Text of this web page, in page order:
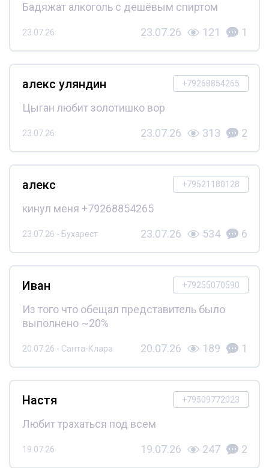
Бадяжат алкоголь с дешёвым спиртом
23.07.26 23.07.26 121 1
+79268854265
алекс уляндин
Цыган любит золотишко вор
23.07.26 23.07.26 313 2
+79521180128
алекс
кинул меня +79268854265
23.07.26 - Бухарест 23.07.26 534 6
+79255070590
Иван
Из того что обещал представитель было
выполнено ~20%
20.07.26 - Санта-Клара 20.07.26 189 1
+79509772023
Настя
Любит трахаться под всем
19.07.26 19.07.26 247 2